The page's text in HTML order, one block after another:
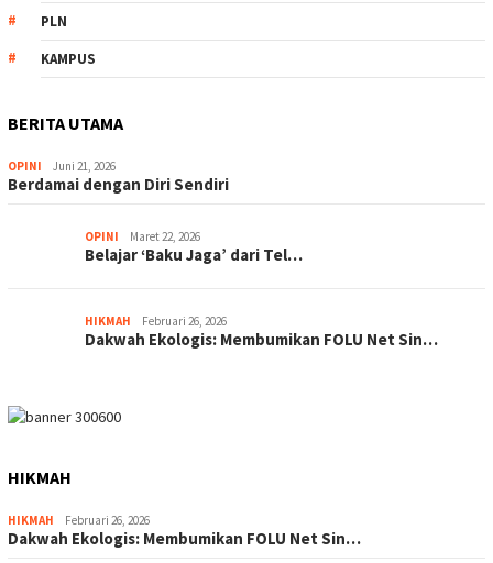
PLN
KAMPUS
BERITA UTAMA
OPINI Juni 21, 2026
Berdamai dengan Diri Sendiri
OPINI Maret 22, 2026
Belajar ‘Baku Jaga’ dari Tel…
HIKMAH Februari 26, 2026
Dakwah Ekologis: Membumikan FOLU Net Sin…
HIKMAH
HIKMAH Februari 26, 2026
Dakwah Ekologis: Membumikan FOLU Net Sin…